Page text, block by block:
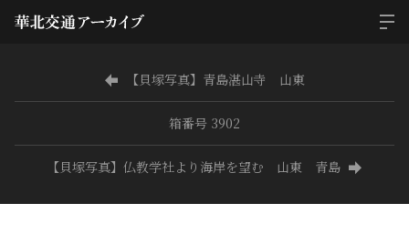
【貝塚写真】青島湛山寺 山東
箱番号 3902
【貝塚写真】仏教学社より海岸を望む 山東 青島